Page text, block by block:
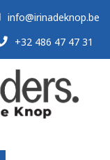
info@irinadeknop.be
+32 486 47 47 31